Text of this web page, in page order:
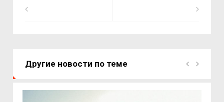
Другие новости по теме